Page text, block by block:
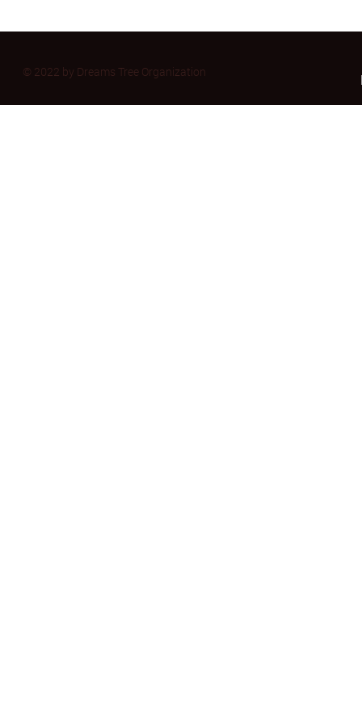
© 2022 by Dreams Tree Organization